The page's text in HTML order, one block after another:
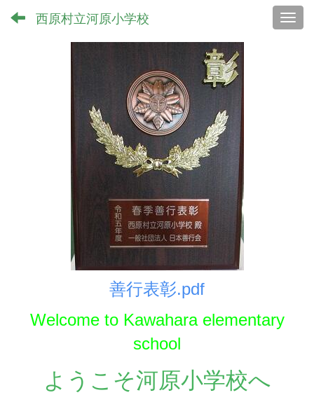
西原村立河原小学校
善行表彰.pdf
Welcome to Kawahara elementary
school
ようこそ河原小学校へ